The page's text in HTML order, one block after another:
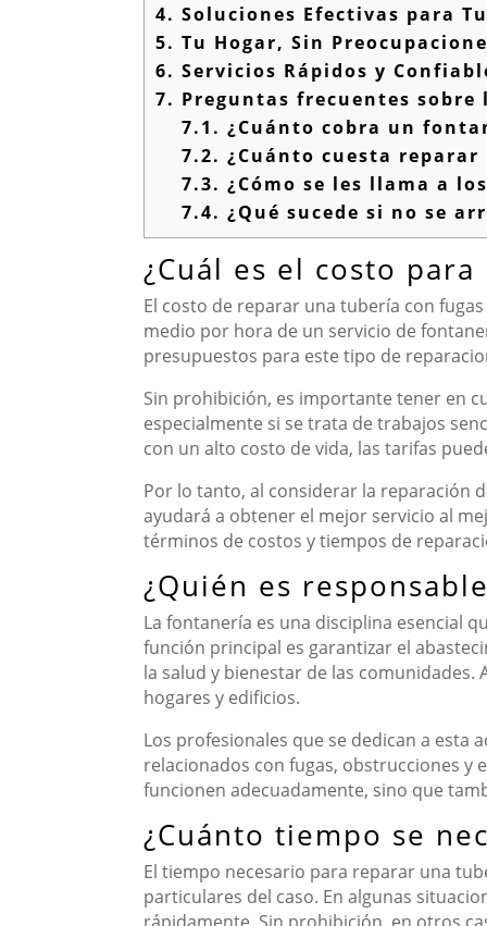
4. Soluciones Efectivas para
5. Tu Hogar, Sin
6. Servicios Rápidos y
7. Preguntas frecuentes
7.1. ¿Cuánto cobra un
7.2. ¿Cuánto cuesta
7.3. ¿Cómo se les llama a
7.4. ¿Qué sucede si no se
¿Cuál es el costo
El costo de reparar una tubería con
medio por hora de un servicio de
presupuestos para este tipo de
Sin prohibición, es importante tener en
especialmente si se trata de trabajos
con un alto costo de vida, las tarifas
Por lo tanto, al considerar la reparación
ayudará a obtener el mejor servicio al
términos de costos y tiempos de
¿Quién es
La fontanería es una disciplina esencial
función principal es garantizar el
la salud y bienestar de las
hogares y edificios.
Los profesionales que se dedican a
relacionados con fugas, obstrucciones y
funcionen adecuadamente, sino que
¿Cuánto tiempo se
El tiempo necesario para reparar una
particulares del caso. En algunas